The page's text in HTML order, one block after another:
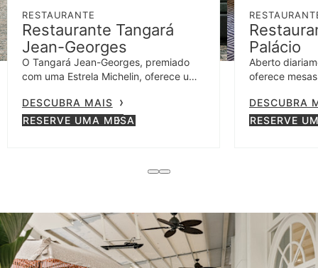
RESTAURANTE
Restaurante Tangará
Jean-Georges
O Tangará Jean-Georges, premiado
com uma Estrela Michelin, oferece uma
menu sofisticado.
DESCUBRA MAIS
RESERVE UMA MESA
Palácio
Aberto
oferece
mediterrânea.
DESCUBRA
RESERVE